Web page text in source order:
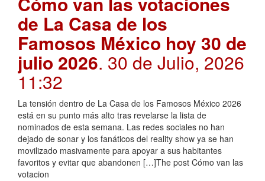
de La Casa de los
Famosos México hoy 30 de
julio 2026. 30 de Julio, 2026
11:32
La tensión dentro de La Casa de los Famosos México 2026
está en su punto más alto tras revelarse la lista de
nominados de esta semana. Las redes sociales no han
dejado de sonar y los fanáticos del reality show ya se han
movilizado masivamente para apoyar a sus habitantes
favoritos y evitar que abandonen […]The post Cómo van las
votacion